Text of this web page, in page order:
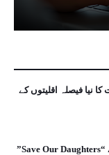
نیا فیصلہ اقلیتوں کے
اقوام متحدہ ہیڈکوارٹر کے سامنے “Save Our Daughters”